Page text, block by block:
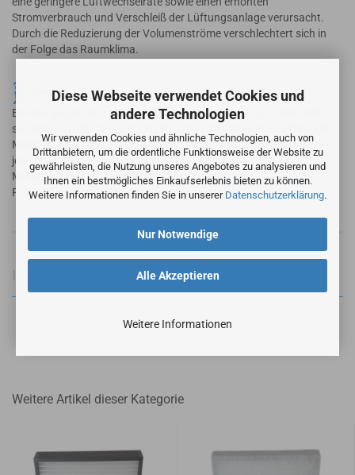
Diese Webseite verwendet Cookies und
andere Technologien
Wir verwenden Cookies und ähnliche Technologien, auch von
Drittanbietern, um die ordentliche Funktionsweise der Website zu
gewährleisten, die Nutzung unseres Angebotes zu analysieren und
Ihnen ein bestmögliches Einkaufserlebnis bieten zu können.
Weitere Informationen finden Sie in unserer Datenschutzerklärung.
Alle Akzeptieren
Nur Notwendige
Weitere Informationen
Stromverbrauch und Verschleiß der Lüftungsanlage verursacht.
Durch die Reduzierung der Volumenströme verschlechtert sich in
der Folge das Raumklima.
Hinweis
Bei den angebotenen Filtern handelt es sich nicht um Originalfilter
sondern um alternative Ersatzfilter in vergleichbarer Qualität. Alle
Markennamen und geschützte Warenzeichen sind Eigentum der
jeweiligen Markennameninhaber. Die Verwendung der
Markennamen / Warenzeichen dient lediglich der
Produktbeschreibung der angebotenen Artikel.
Informationen zur Produktsicherheit
Weitere Artikel dieser Kategorie